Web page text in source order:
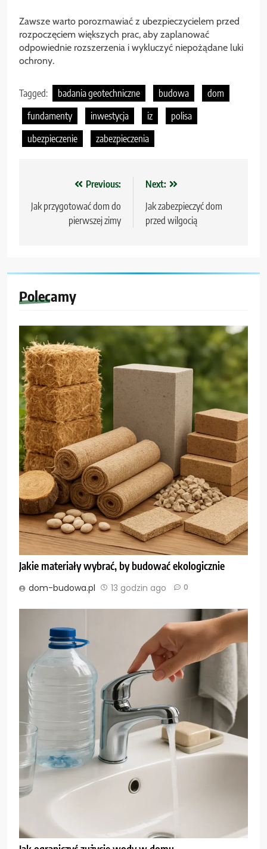
Zawsze warto porozmawiać z ubezpieczycielem przed
rozpoczęciem większych prac, aby zaplanować
odpowiednie rozszerzenia i wykluczyć niepożądane luki
ochrony.
Tagged: badania geotechniczne budowa
dom
fundamenty
inwestycja iz
polisa
ubezpieczenie
zabezpieczenia
Nawigacja
wpisu
Previous:
Jak przygotować dom do
pierwszej zimy
Next:
Jak zabezpieczyć dom
przed wilgocią
Polecamy
Jakie materiały wybrać, by budować ekologicznie
dom-budowa.pl 13 godzin ago 0